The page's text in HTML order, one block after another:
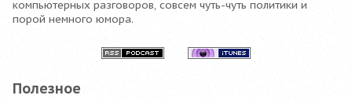
компьютерных разговоров, совсем чуть-чуть политики и
порой немного юмора.
Полезное